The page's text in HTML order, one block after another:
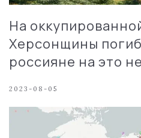
На
Херсонщины
россияне на это
2023-08-05